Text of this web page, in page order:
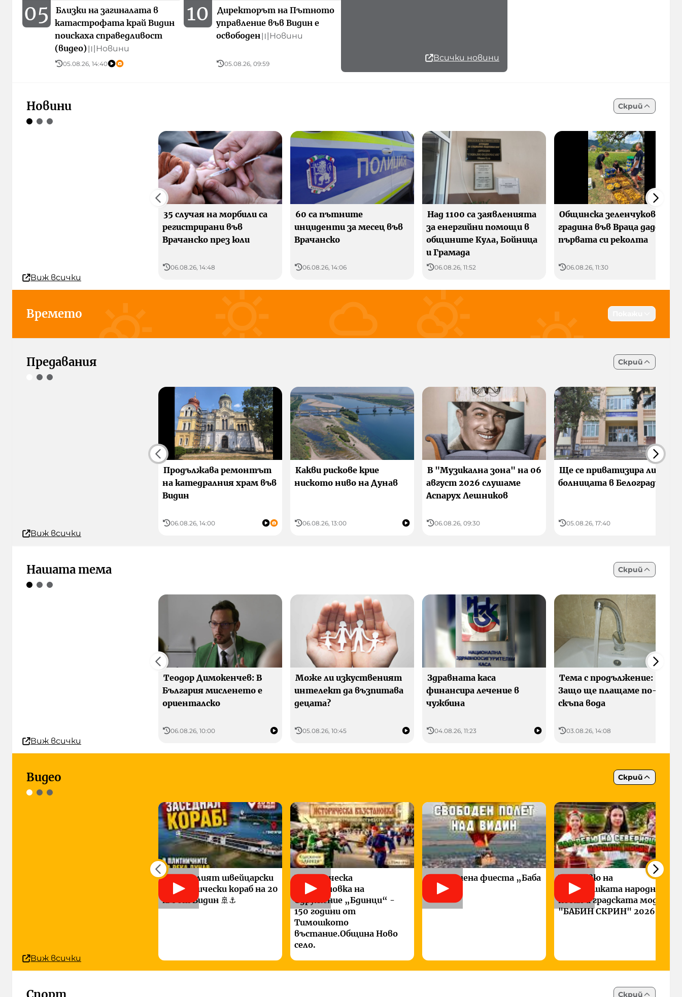
Всички новини
05
Близки на загиналата в
катастрофата край Видин
поискаха справедливост
(видео)〣 Новини
05.08.26, 14:40
10
Директорът на Пътното
управление във Видин е
освободен〣 Новини
05.08.26, 09:59
Скрий
Новини
35 случая на морбили са
регистрирани във
Врачанско през юли
06.08.26, 14:48
60 са пътните
инциденти за месец във
Врачанско
06.08.26, 14:06
Над 1100 са заявленията
за енергийни помощи в
общините Кула, Бойница
и Грамада
06.08.26, 11:52
Общинска зеленчукова
градина във Враца даде
първата си реколта
06.08.26, 11:30
Виж всички
Времето 8 август 2026
Усеща се
37 °C
23%
Усеща се
31 °C
31%
Усеща се
24 °C
43%
Усеща се
22 °C
50%
Скрий
Предавания
Продължава ремонтът
на катедралния храм във
Видин
06.08.26, 14:00
Какви рискове крие
ниското ниво на Дунав
06.08.26, 13:00
В "Музикална зона" на 06
август 2026 слушаме
Аспарух Лешников
06.08.26, 09:30
Ще се приватизира ли
болницата в Белоградчик
05.08.26, 17:40
Виж всички
Скрий
Нашата тема
Теодор Димокенчев: В
България мисленето е
ориенталско
06.08.26, 10:00
Може ли изкуственият
интелект да възпитава
децата?
05.08.26, 10:45
Здравната каса
финансира лечение в
чужбина
04.08.26, 11:23
Тема с продължение:
Защо ще плащаме по-
скъпа вода
03.08.26, 14:08
Виж всички
Скрий
Видео
Заседналият швейцарски
туристически кораб на 20
км от Видин 🚢⚓
Историческа
възстановка на
Сдружение „Бдинци“ -
150 години от
Тимошкото
въстание.Община Ново
село.
IV Балонена фиеста „Баба
Вида“
Бал-ревю на
северняшката народна
носия и градската мода -
"БАБИН СКРИН" 2026
Виж всички
Скрий